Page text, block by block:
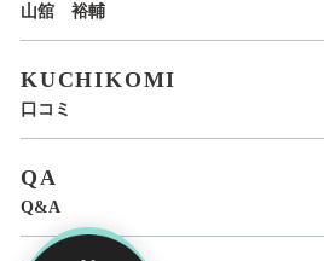
山舘 裕輔
KUCHIKOMI
口コミ
QA
Q&A